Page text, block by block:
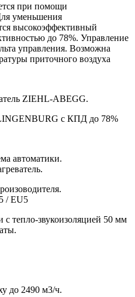
при помощи
уменьшения
высокоэффективный
до 78%. Управление
управления. Возможна
приточного воздуха
ZIEHL-ABEGG.
с КПД до 78%
автоматики.
/ EU5
тепло-звукоизоляцией 50 мм
до 2490 м3/ч.